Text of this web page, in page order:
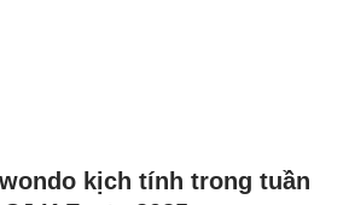
kịch tính trong tuần